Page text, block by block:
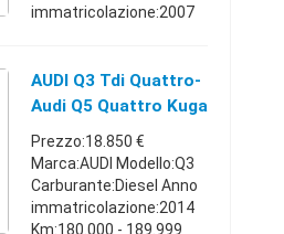
immatricolazione:2007
Posti:5 Porte:4/5
Comune:Reggio
quattro ...
AUDI Q3 Tdi Quattro-
Audi Q5 Quattro Kuga
4x4 2014
Prezzo:18.850 €
Marca:AUDI Modello:Q3
Carburante:Diesel Anno
immatricolazione:2014
Km:180.000 - 189.999